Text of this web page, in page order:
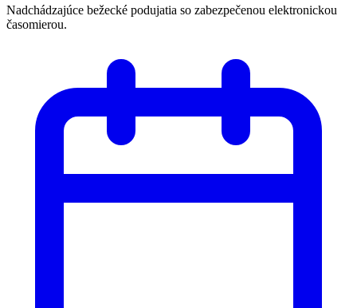
Nadchádzajúce bežecké podujatia so zabezpečenou elektronickou
časomierou.